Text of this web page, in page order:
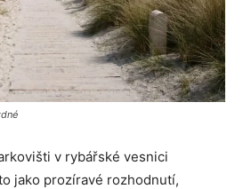
v rybářské vesnici
jako prozíravé rozhodnutí,